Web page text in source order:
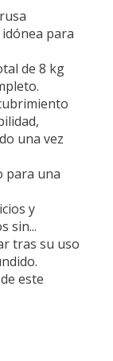
para
de 8 kg
una vez
para una
y
sin...
tras su uso
este